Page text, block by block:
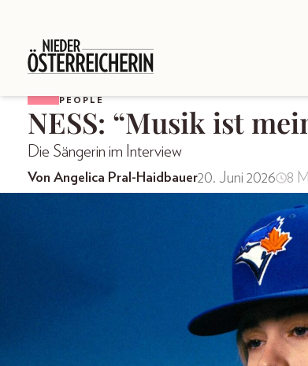
PEOPLE
NESS: “Musik ist
Die Sängerin im Interview
Von Angelica Pral-Haidbauer20. Juni 2026 8